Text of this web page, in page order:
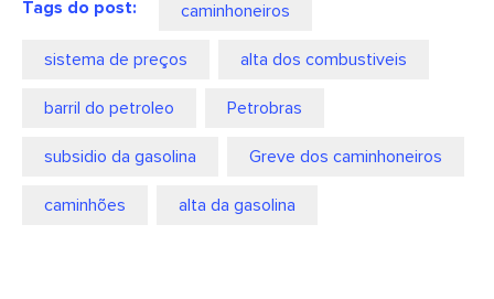
Tags do post: caminhoneiros
sistema de preços alta dos combustiveis
barril do petroleo Petrobras
subsidio da gasolina Greve dos caminhoneiros
caminhões alta da gasolina